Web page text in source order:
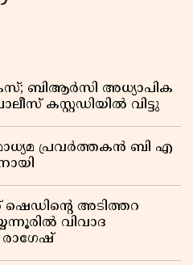
ബിആർസി അധ്യാപിക
കസ്റ്റഡിയിൽ വിട്ടു
മാധ്യമ പ്രവർത്തകൻ ബി എ
ഷെഡിൻ്റെ അടിത്തറ
വിവാദ